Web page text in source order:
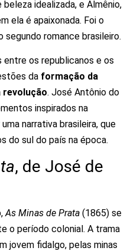
idealizada, e Almênio,
ela é apaixonada. Foi o
segundo romance brasileiro.
entre os republicanos e os
da formação da
revolução. José Antônio do
inspirados na
narrativa brasileira, que
do sul do país na época.
, de José de
As Minas de Prata (1865) se
o período colonial. A trama
jovem fidalgo, pelas minas